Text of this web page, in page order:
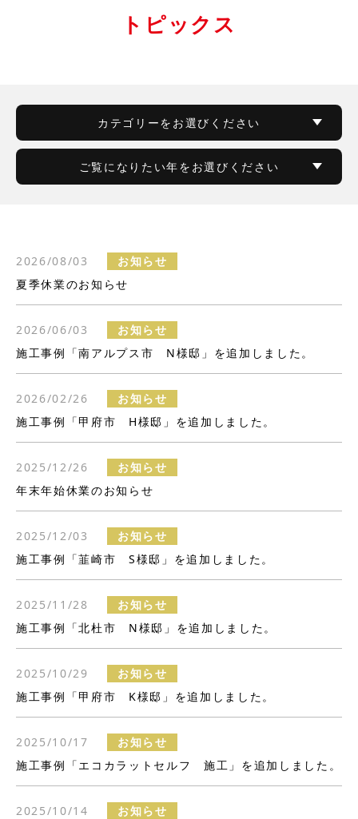
トピックス
カテゴリーをお選びください
ご覧になりたい年をお選びください
2026/08/03
お知らせ
夏季休業のお知らせ
2026/06/03
お知らせ
施工事例「南アルプス市 N様邸」を追加しました。
2026/02/26
お知らせ
施工事例「甲府市 H様邸」を追加しました。
2025/12/26
お知らせ
年末年始休業のお知らせ
2025/12/03
お知らせ
施工事例「韮崎市 S様邸」を追加しました。
2025/11/28
お知らせ
施工事例「北杜市 N様邸」を追加しました。
2025/10/29
お知らせ
施工事例「甲府市 K様邸」を追加しました。
2025/10/17
お知らせ
施工事例「エコカラットセルフ 施工」を追加しました。
2025/10/14
お知らせ